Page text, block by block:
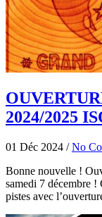
2024/2025
01 Déc 2024 / No
Bonne nouvelle !
samedi 7 décembre !
pistes avec